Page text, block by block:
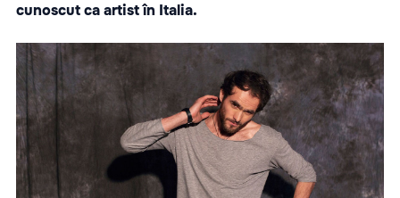
cunoscut ca artist în Italia.